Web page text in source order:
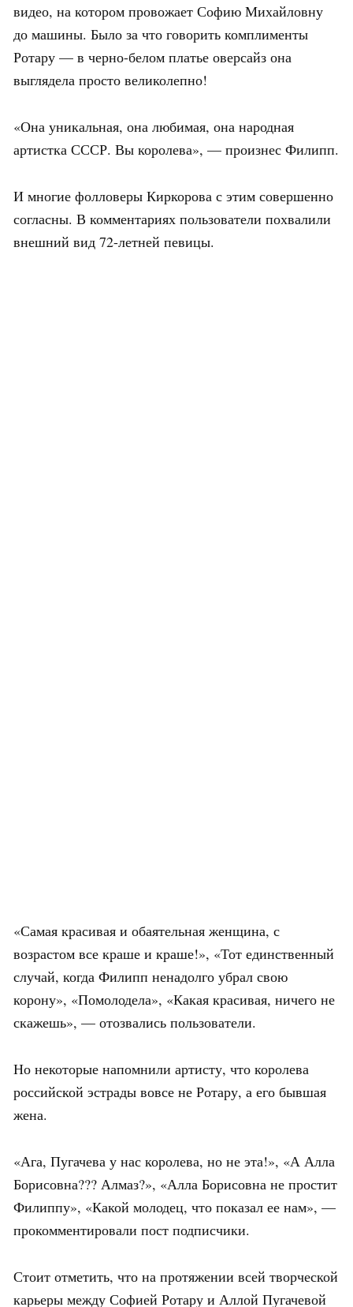
видео, на котором провожает Софию Михайловну
до машины. Было за что говорить комплименты
Ротару — в черно-белом платье оверсайз она
выглядела просто великолепно!
«Она уникальная, она любимая, она народная
артистка СССР. Вы королева», — произнес Филипп.
И многие фолловеры Киркорова с этим совершенно
согласны. В комментариях пользователи похвалили
внешний вид 72-летней певицы.
«Самая красивая и обаятельная женщина, с
возрастом все краше и краше!», «Тот единственный
случай, когда Филипп ненадолго убрал свою
корону», «Помолодела», «Какая красивая, ничего не
скажешь», — отозвались пользователи.
Но некоторые напомнили артисту, что королева
российской эстрады вовсе не Ротару, а его бывшая
жена.
«Ага, Пугачева у нас королева, но не эта!», «А Алла
Борисовна??? Алмаз?», «Алла Борисовна не простит
Филиппу», «Какой молодец, что показал ее нам», —
прокомментировали пост подписчики.
Стоит отметить, что на протяжении всей творческой
карьеры между Софией Ротару и Аллой Пугачевой